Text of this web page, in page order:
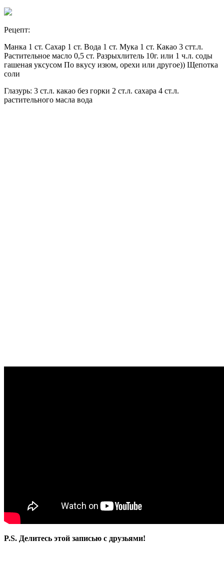
Рецепт:
Манка 1 ст. Сахар 1 ст. Вода 1 ст. Мука 1 ст. Какао 3 стт.л.
Растительное масло 0,5 ст. Разрыхлитель 10г. или 1 ч.л. соды
гашеная уксусом По вкусу изюм, орехи или другое)) Щепотка
соли
Глазурь: 3 ст.л. какао без горки 2 ст.л. сахара 4 ст.л.
растительного масла вода
P.S. Делитесь этой записью с друзьями!